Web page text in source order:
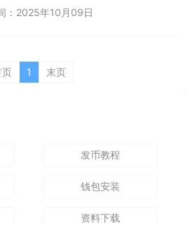
和基本面分析。对于短线交易者，技术分
：2025年10月09日
页 1 末页
发币教程
钱包安装
资料下载